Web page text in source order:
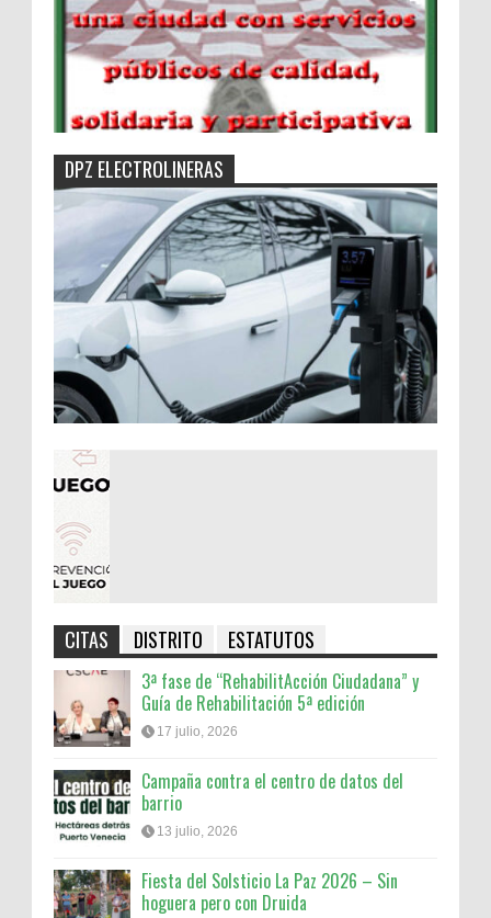
DPZ ELECTROLINERAS
CITAS DISTRITO ESTATUTOS
3ª fase de “RehabilitAcción Ciudadana” y
Guía de Rehabilitación 5ª edición
17 julio, 2026
Campaña contra el centro de datos del
barrio
13 julio, 2026
Fiesta del Solsticio La Paz 2026 – Sin
hoguera pero con Druida